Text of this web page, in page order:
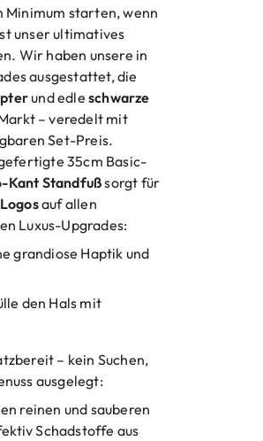
Minimum starten, wenn
unser ultimatives
Wir haben unsere in
ausgestattet, die
und edleschwarze
– veredelt mit
Set-Preis.
35cm Basic-
Kant Standfußsorgt für
auf allen
Luxus-Upgrades:
grandiose Haptik und
den Hals mit
– kein Suchen,
ausgelegt:
reinen und sauberen
Schadstoffe aus